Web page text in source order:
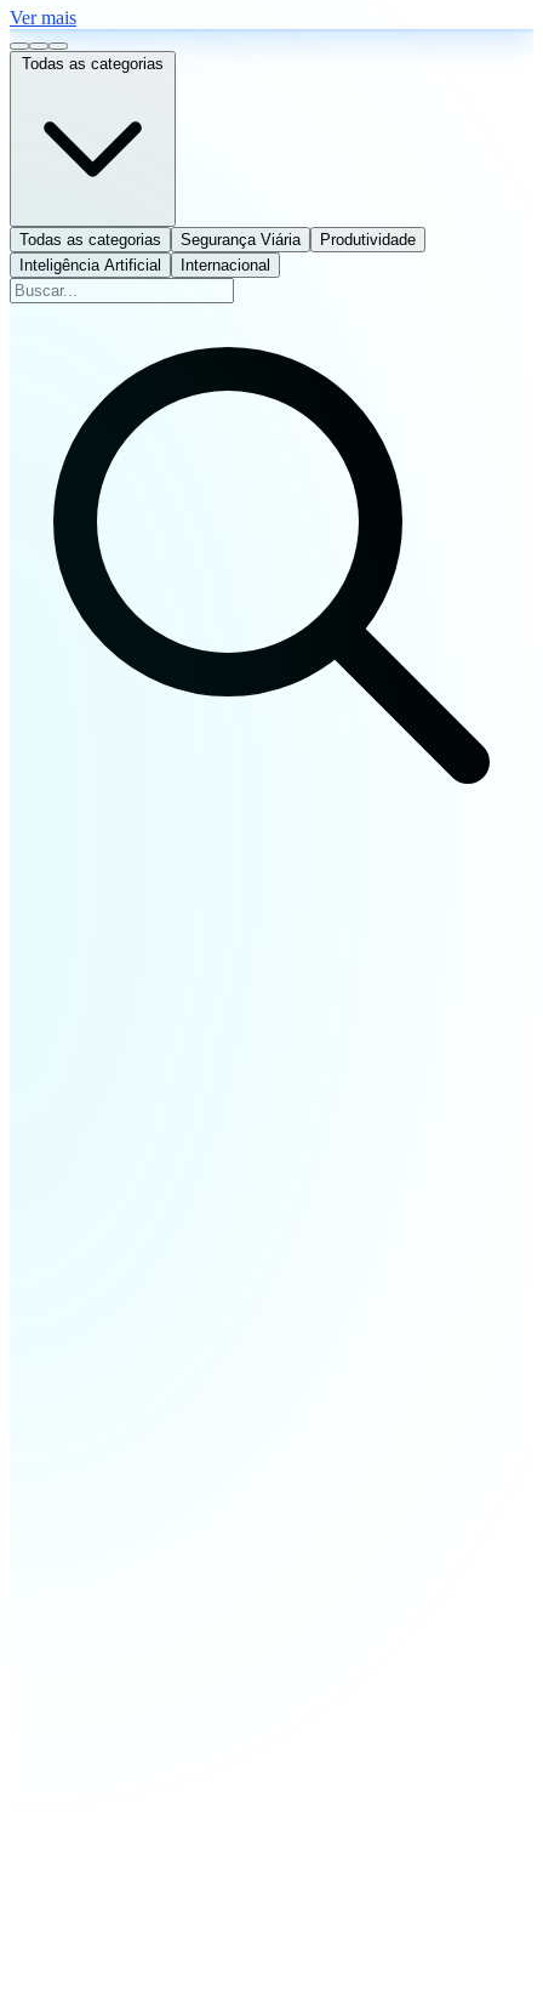
Ver mais
Todas as categorias
Todas as categorias Segurança Viária
Produtividade
Inteligência Artificial
Internacional